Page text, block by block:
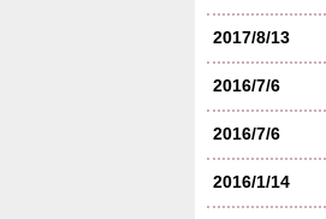
2017/8/13
2016/7/6
2016/7/6
2016/1/14